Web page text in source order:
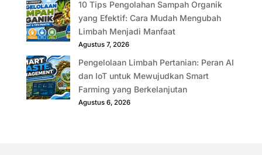
10 Tips Pengolahan Sampah Organik
yang Efektif: Cara Mudah Mengubah
Limbah Menjadi Manfaat
Agustus 7, 2026
Pengelolaan Limbah Pertanian: Peran AI
dan IoT untuk Mewujudkan Smart
Farming yang Berkelanjutan
Agustus 6, 2026